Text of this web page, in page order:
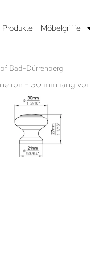
Produkte Möbelgriffe
Bad-Dürrenberg